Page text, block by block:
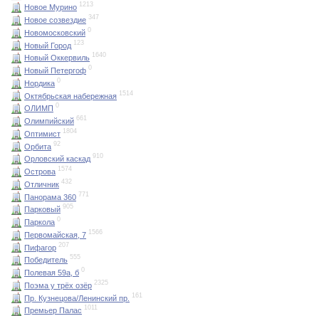
Новое Мурино 1213
Новое созвездие 347
Новомосковский 0
Новый Город 123
Новый Оккервиль 1640
Новый Петергоф 0
Нордика 0
Октябрьская набережная 1514
ОЛИМП 0
Олимпийский 661
Оптимист 1804
Орбита 92
Орловский каскад 910
Острова 1574
Отличник 432
Панорама 360 771
Парковый 905
Паркола 0
Первомайская, 7 1566
Пифагор 207
Победитель 555
Полевая 59а, б 0
Поэма у трёх озёр 2325
Пр. Кузнецова/Ленинский пр. 161
Премьер Палас 1011